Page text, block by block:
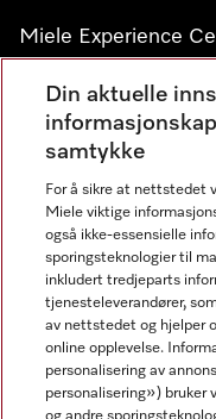
Miele Experience
Miele Experience Center
Miele Outlet Nesbru
Nyhetsbrev
Din aktuelle
samtykke
For å sikre at nettstedet
Miele viktige
også ikke-essensielle
sporingsteknologier til
inkludert tredjeparts
tjenesteleverandører,
av nettstedet og hjelper
online opplevelse.
personalisering av
personalisering») bruker